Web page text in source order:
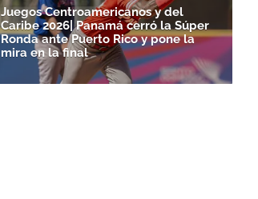
Juegos Centroamericanos y del
Caribe 2026| Panamá cerró la Súper
Ronda ante Puerto Rico y pone la
mira en la final